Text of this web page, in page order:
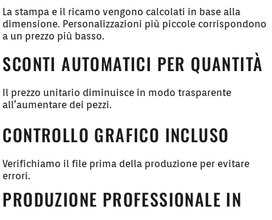
La stampa e il ricamo vengono calcolati in base alla
dimensione. Personalizzazioni più piccole corrispondono
a un prezzo più basso.
SCONTI AUTOMATICI PER QUANTITÀ
Il prezzo unitario diminuisce in modo trasparente
all’aumentare dei pezzi.
CONTROLLO GRAFICO INCLUSO
Verifichiamo il file prima della produzione per evitare
errori.
PRODUZIONE PROFESSIONALE IN